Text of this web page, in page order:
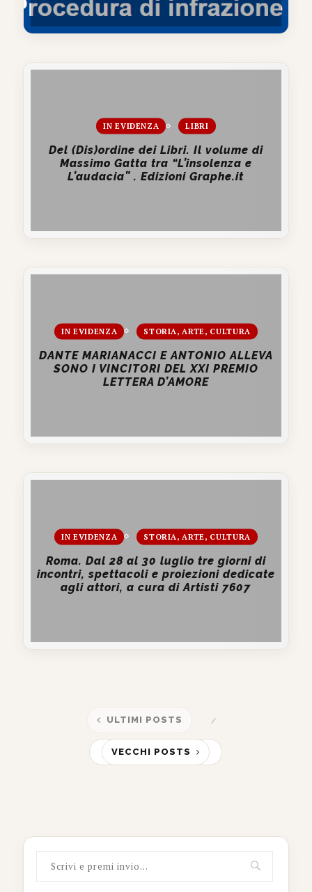
IN EVIDENZA LIBRI
Del (Dis)ordine dei Libri. Il volume di
Massimo Gatta tra “L’insolenza e
L’audacia” . Edizioni Graphe.it
IN EVIDENZA STORIA, ARTE, CULTURA
DANTE MARIANACCI E ANTONIO ALLEVA
SONO I VINCITORI DEL XXI PREMIO
LETTERA D’AMORE
IN EVIDENZA STORIA, ARTE, CULTURA
Roma. Dal 28 al 30 luglio tre giorni di
incontri, spettacoli e proiezioni dedicate
agli attori, a cura di Artisti 7607
ULTIMI POSTS
VECCHI POSTS